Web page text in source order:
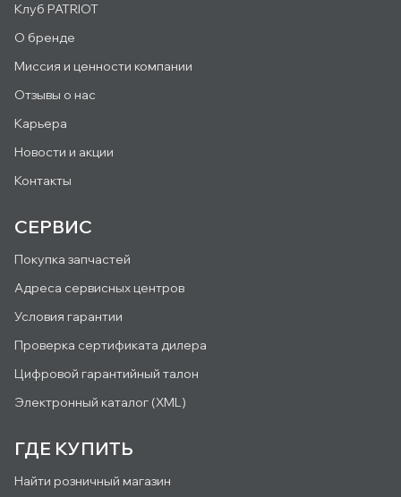
Клуб PATRIOT
О бренде
Миссия и ценности компании
Отзывы о нас
Карьера
Новости и акции
Контакты
СЕРВИС
Покупка запчастей
Адреса сервисных центров
Условия гарантии
Проверка сертификата дилера
Цифровой гарантийный талон
Электронный каталог (XML)
ГДЕ КУПИТЬ
Найти розничный магазин